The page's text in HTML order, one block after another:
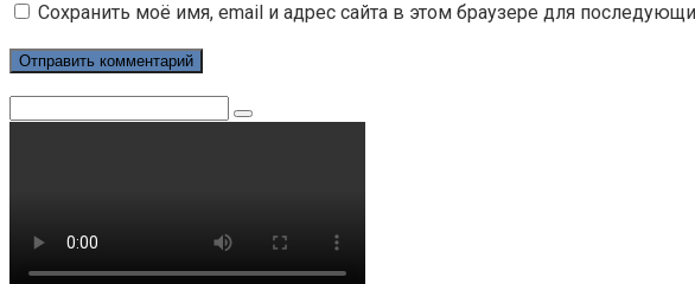
Сохранить моё имя, email и адрес сайта в этом браузере для